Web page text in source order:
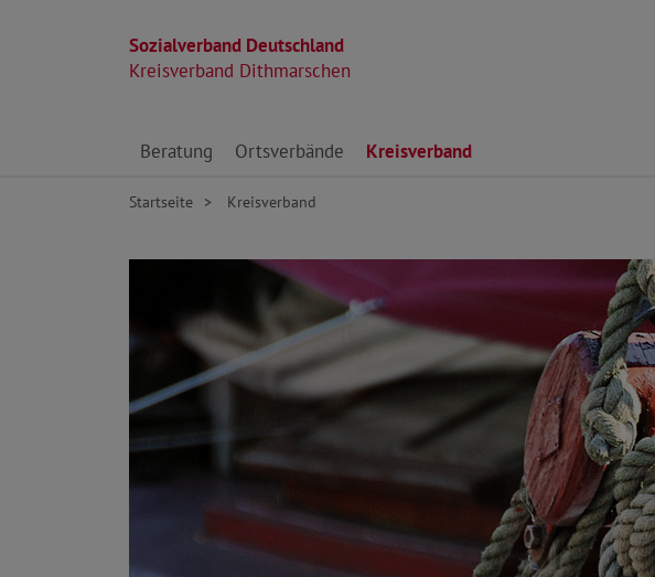
Sozialverband Deutschland
Kreisverband Dithmarschen
Direkt zu den Inhalten springen
Beratung Ortsverbände Kreisverband
Startseite Kreisverband